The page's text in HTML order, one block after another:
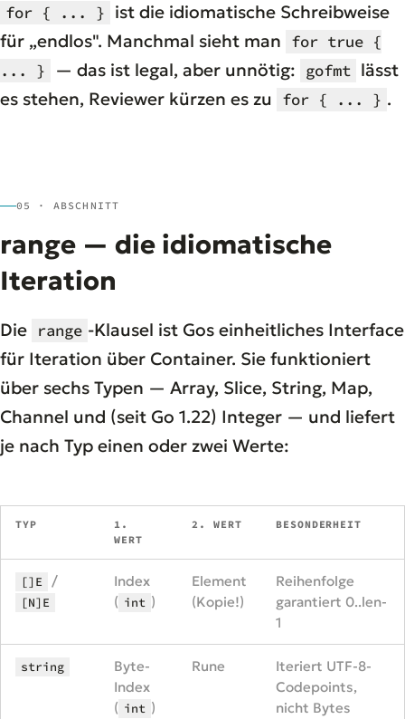
for { ... } ist die idiomatische Schreibweise
für „endlos". Manchmal sieht man for true {
... }
— das ist legal, aber unnötig: gofmt lässt
es stehen, Reviewer kürzen es zu for { ... } .
05 · ABSCHNITT
range — die idiomatische
Iteration
Die range -Klausel ist Gos einheitliches Interface
für Iteration über Container. Sie funktioniert
über sechs Typen — Array, Slice, String, Map,
Channel und (seit Go 1.22) Integer — und liefert
je nach Typ einen oder zwei Werte:
TYP
1.
WERT
2. WERT BESONDERHEIT
[]E /
[N]E
Index
( int )
Element
(Kopie!)
Reihenfolge
garantiert 0..len-
1
string
Byte-
Index
( int )
Rune
Iteriert UTF-8-
Codepoints,
nicht Bytes